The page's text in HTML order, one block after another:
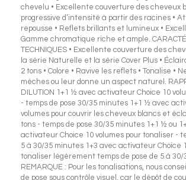
chevelu • Excellente couverture des cheveux
progressive d’intensité à partir des racines •
repousse • Reflets brillants et lumineux •
Gamme chromatique riche et ample.
TECHNIQUES • Excellente couverture des
la série Naturelle et la série Cover Plus •
2 tons • Colore • Ravive les reflets • Tonalise •
mèches ou leur donne un aspect naturel.
DILUTION 1+1 ½ avec activateur Choice 10
- temps de pose 30/35 minutes 1+1 ½ avec
volumes pour couvrir les cheveux blancs et
tons - temps de pose 30/35 minutes 1+1 ½ ou
activateur Choice 10 volumes pour tonaliser -
5 à 30/35 minutes 1+3 avec activateur Choice
tonaliser légèrement temps de pose de 5 à 30/
REMARQUE : Pour les tonalisations, nous
de pose sous contrôle visuel, car le dépôt de